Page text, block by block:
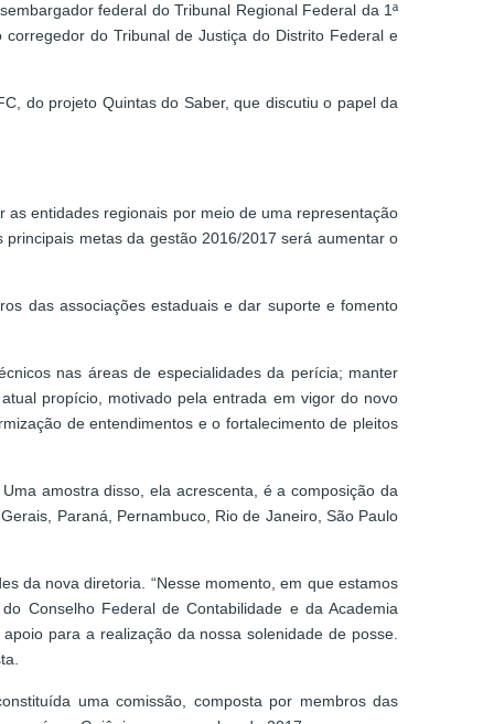
federal do Tribunal Regional Federal da 1ª
do Tribunal de Justiça do Distrito Federal e
do projeto Quintas do Saber, que discutiu o papel da
entidades regionais por meio de uma representação
metas da gestão 2016/2017 será aumentar o
das associações estaduais e dar suporte e fomento
nas áreas de especialidades da perícia; manter
propício, motivado pela entrada em vigor do novo
de entendimentos e o fortalecimento de pleitos
amostra disso, ela acrescenta, é a composição da
Paraná, Pernambuco, Rio de Janeiro, São Paulo
da nova diretoria. “Nesse momento, em que estamos
Conselho Federal de Contabilidade e da Academia
para a realização da nossa solenidade de posse.
uma comissão, composta por membros das